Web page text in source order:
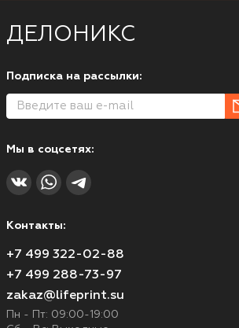
ДЕЛОНИКС
Подписка на рассылки:
Мы в соцсетях:
Контакты:
+7 499 322-02-88
+7 499 288-73-97
zakaz@lifeprint.su
Пн - Пт: 09:00-19:00